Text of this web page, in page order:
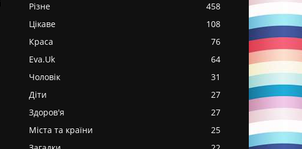
Різне
458
Цікаве
108
Краса
76
Eva.Uk
64
Чоловік
31
Діти
27
Здоров'я
27
Міста та країни
25